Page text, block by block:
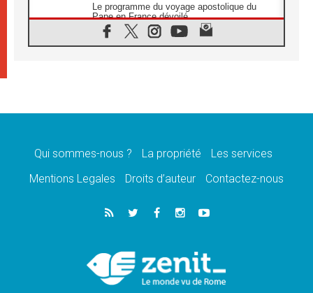
Le programme du voyage apostolique du
Pape en France dévoilé
07.08.2026
1ère Conférence continentale sur l'éducation
07.08.2026
07.08.2026
lancement des «dix jours de prière pour la
paix»
06.08.2026
Préparatifs des JMJ 2027 à Séoul: «c'est
Chrétiens et confucéens: respect et sagesse
pour relever les «défis urgents»
Qui sommes-nous ? La propriété
Les services
Mentions Legales
Droits d’auteur Contactez-nous